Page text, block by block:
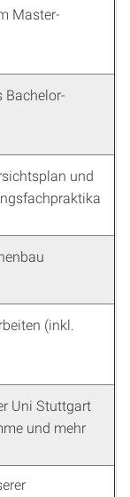
Master-
Bachelor-
und
(inkl.
Uni Stuttgart
und mehr